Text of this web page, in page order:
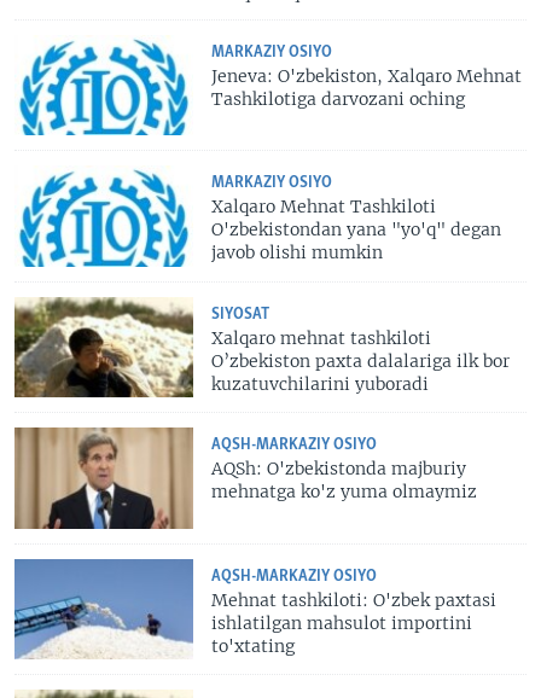
MARKAZIY OSIYO
Jeneva: O'zbekiston, Xalqaro Mehnat
Tashkilotiga darvozani oching
MARKAZIY OSIYO
Xalqaro Mehnat Tashkiloti
O'zbekistondan yana "yo'q" degan
javob olishi mumkin
SIYOSAT
Xalqaro mehnat tashkiloti
O’zbekiston paxta dalalariga ilk bor
kuzatuvchilarini yuboradi
AQSH-MARKAZIY OSIYO
AQSh: O'zbekistonda majburiy
mehnatga ko'z yuma olmaymiz
AQSH-MARKAZIY OSIYO
Mehnat tashkiloti: O'zbek paxtasi
ishlatilgan mahsulot importini
to'xtating